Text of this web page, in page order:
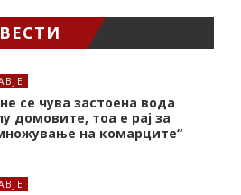
се чува застоена вода
домовите, тоа е рај за
на комарците“